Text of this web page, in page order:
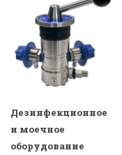
Дезинфекционное
и моечное
оборудование